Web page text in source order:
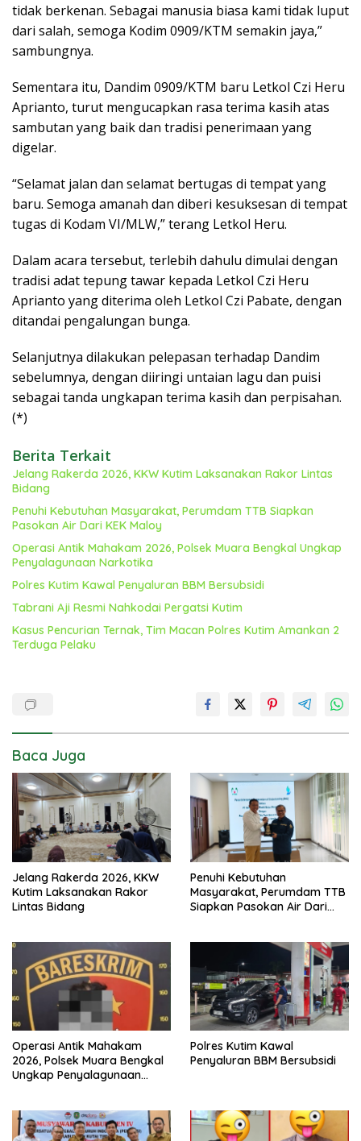
tidak berkenan. Sebagai manusia biasa kami tidak luput
dari salah, semoga Kodim 0909/KTM semakin jaya,”
sambungnya.
Sementara itu, Dandim 0909/KTM baru Letkol Czi Heru
Aprianto, turut mengucapkan rasa terima kasih atas
sambutan yang baik dan tradisi penerimaan yang
digelar.
“Selamat jalan dan selamat bertugas di tempat yang
baru. Semoga amanah dan diberi kesuksesan di tempat
tugas di Kodam VI/MLW,” terang Letkol Heru.
Dalam acara tersebut, terlebih dahulu dimulai dengan
tradisi adat tepung tawar kepada Letkol Czi Heru
Aprianto yang diterima oleh Letkol Czi Pabate, dengan
ditandai pengalungan bunga.
Selanjutnya dilakukan pelepasan terhadap Dandim
sebelumnya, dengan diiringi untaian lagu dan puisi
sebagai tanda ungkapan terima kasih dan perpisahan.
(*)
Berita Terkait
Jelang Rakerda 2026, KKW Kutim Laksanakan Rakor Lintas
Bidang
Penuhi Kebutuhan Masyarakat, Perumdam TTB Siapkan
Pasokan Air Dari KEK Maloy
Operasi Antik Mahakam 2026, Polsek Muara Bengkal Ungkap
Penyalagunaan Narkotika
Polres Kutim Kawal Penyaluran BBM Bersubsidi
Tabrani Aji Resmi Nahkodai Pergatsi Kutim
Kasus Pencurian Ternak, Tim Macan Polres Kutim Amankan 2
Terduga Pelaku
Baca Juga
Jelang Rakerda 2026, KKW
Kutim Laksanakan Rakor
Lintas Bidang
Penuhi Kebutuhan
Masyarakat, Perumdam TTB
Siapkan Pasokan Air Dari
Operasi Antik Mahakam
2026, Polsek Muara Bengkal
Ungkap Penyalagunaan
Polres Kutim Kawal
Penyaluran BBM Bersubsidi